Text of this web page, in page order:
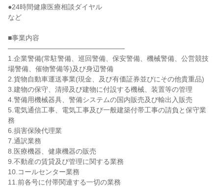
●24時間健康医療相談ダイヤル
など
■事業内容
―――――――――――――――――
1.企業警備(常駐警備、巡回警備、保安警備、機械警備、公営競技
場警備、催物警備等)及び身辺警備
2.貨物自動車運送事業(現金、及び有価証券並びにその他貴重品)
3.建物の保守、清掃及び建物に付設する機械、装置等の管理
4.警備用機械器具、警備システムの国内販売及び輸出入販売
5.電気通信工事、電気工事及び一般建築付帯工事の請負と保守業
務
6.損害保険代理業
7.通訳業務
8.医療機器、健康機器の販売
9.不動産の賃貸及び管理に関する業務
10.コールセンター業務
11.前各号に付帯関連する一切の業務